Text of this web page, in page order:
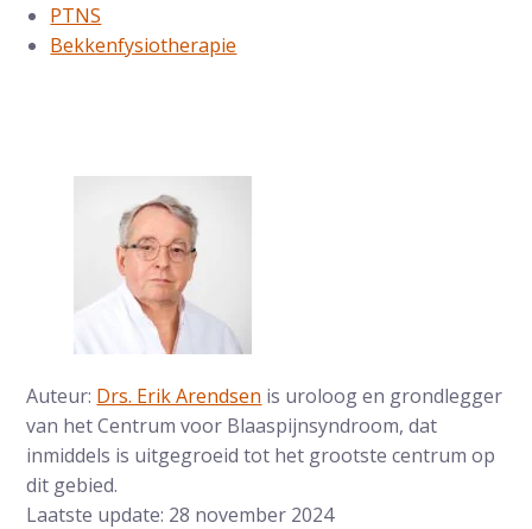
PTNS
Bekkenfysiotherapie
Auteur: Drs. Erik Arendsen is uroloog en grondlegger
van het Centrum voor Blaaspijnsyndroom, dat
inmiddels is uitgegroeid tot het grootste centrum op
dit gebied.
Laatste update: 28 november 2024